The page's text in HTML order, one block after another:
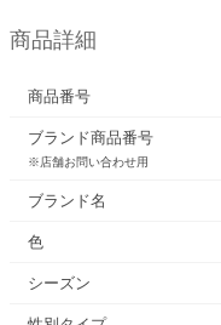
商品詳細
商品番号
ブランド商品番号
※店舗お問い合わせ用
ブランド名
色
シーズン